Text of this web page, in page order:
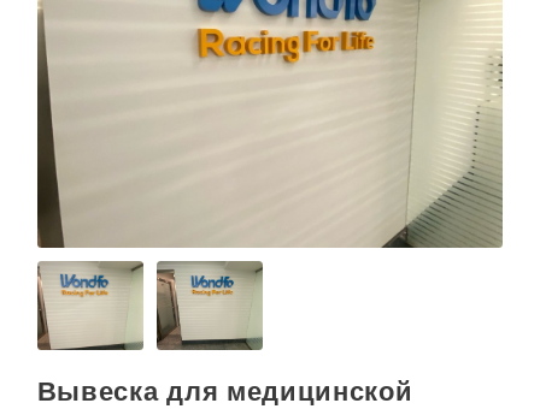
Вывеска для медицинской